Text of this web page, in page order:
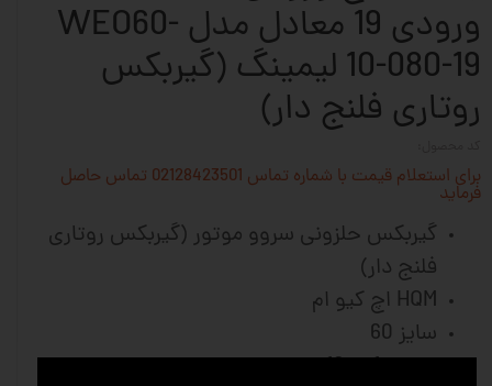
ورودی 19 معادل مدل WEO60-
10-080-19 لیمینگ (گیربکس
روتاری فلنج دار)
برای استعلام قیمت با شماره تماس 02128423501 تماس حاصل
فرماید
گیربکس حلزونی سروو موتور (گیربکس روتاری
فلنج دار)
HQM اچ کیو ام
سایز 60
نسبت 1 به 10